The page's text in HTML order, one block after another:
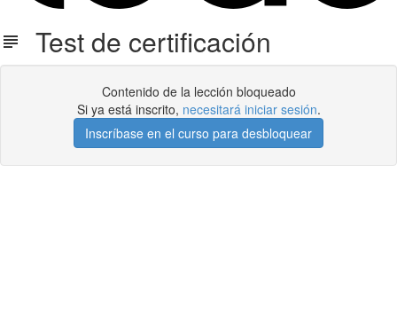
Test de certificación
Contenido de la lección bloqueado
Si ya está inscrito, necesitará iniciar sesión.
Inscríbase en el curso para desbloquear